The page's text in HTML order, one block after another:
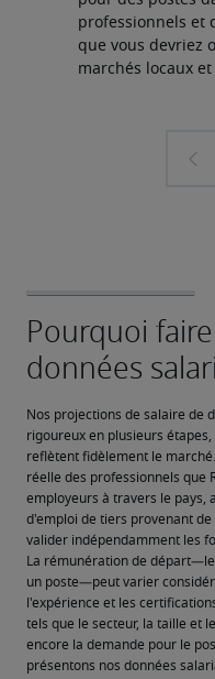
professionnels et
que vous devriez
marchés locaux
Nos projections de salaire de
rigoureux en plusieurs étapes,
reflètent fidèlement le
réelle des professionnels que
employeurs à travers le pays,
d'emploi de tiers provenant
valider indépendamment les
La rémunération de
un poste—peut varier
l'expérience et les
tels que le secteur, la taille et
encore la demande pour le
présentons nos données